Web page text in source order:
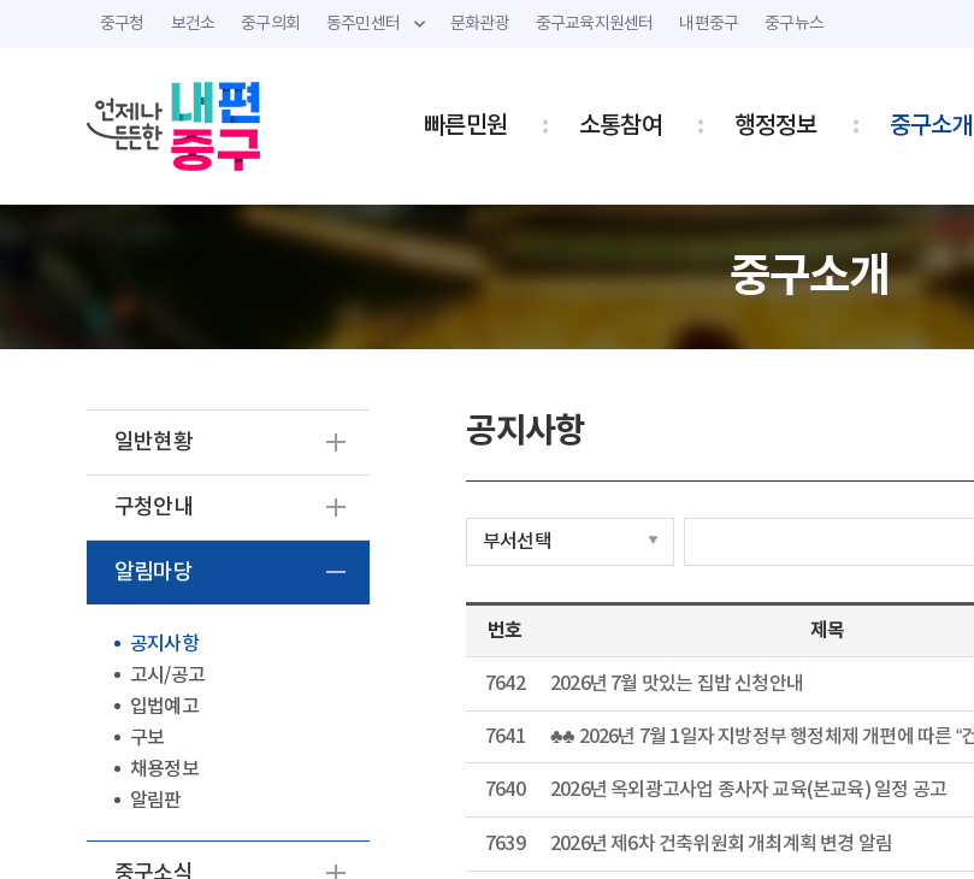
중구청 보건소 중구의회 동주민센터 문화관광 중구교육지원센터 내편중구 중구뉴스
빠른민원 소통참여 행정정보 중구소개
중구소개
일반현황
구청안내
알림마당
공지사항
고시/공고
입법예고
구보
채용정보
알림판
중구소식
공지사항
번호 제목
7642 2026년 7월 맛있는 집밥 신청안내
7641
7640 2026년 옥외광고사업 종사자 교육(본교육) 일정 공고
7639 2026년 제6차 건축위원회 개최계획 변경 알림